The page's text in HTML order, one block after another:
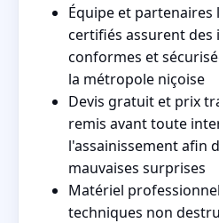
Équipe et partenaires
certifiés assurent des
conformes et
la métropole niçoise
Devis gratuit et prix
remis avant toute
l'assainissement afin
mauvaises surprises
Matériel
techniques non